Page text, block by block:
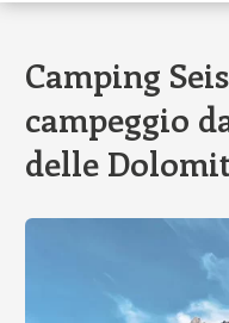
Camping
campeggio
delle